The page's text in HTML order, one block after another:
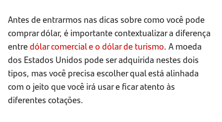
Antes de entrarmos nas dicas sobre como você pode
comprar dólar, é importante contextualizar a diferença
entredólar comercial e o dólar de turismo. A moeda
dos Estados Unidos pode ser adquirida nestes dois
tipos, mas você precisa escolher qual está alinhada
com o jeito que você irá usar e ficar atento às
diferentes cotações.